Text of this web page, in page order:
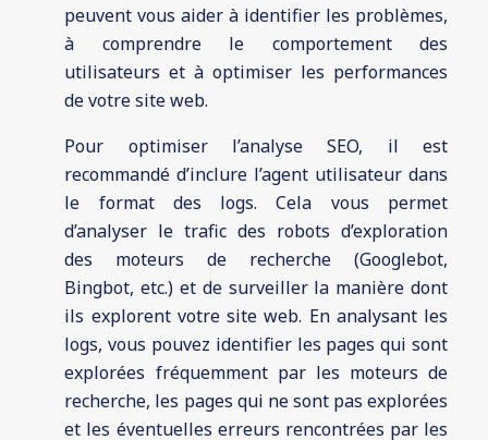
peuvent vous aider à identifier les problèmes,
à comprendre le comportement des
utilisateurs et à optimiser les performances
de votre site web.
Pour optimiser l’analyse SEO, il est
recommandé d’inclure l’agent utilisateur dans
le format des logs. Cela vous permet
d’analyser le trafic des robots d’exploration
des moteurs de recherche (Googlebot,
Bingbot, etc.) et de surveiller la manière dont
ils explorent votre site web. En analysant les
logs, vous pouvez identifier les pages qui sont
explorées fréquemment par les moteurs de
recherche, les pages qui ne sont pas explorées
et les éventuelles erreurs rencontrées par les